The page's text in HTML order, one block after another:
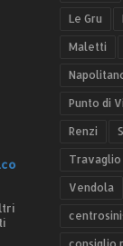
Le Gru
Maletti
Punto di
Renzi
Travaglio
Vendola